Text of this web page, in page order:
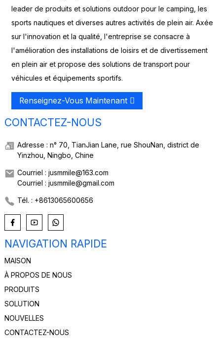
leader de produits et solutions outdoor pour le camping, les
sports nautiques et diverses autres activités de plein air. Axée
sur l'innovation et la qualité, l'entreprise se consacre à
l'amélioration des installations de loisirs et de divertissement
en plein air et propose des solutions de transport pour
véhicules et équipements sportifs.
Renseignez-Vous Maintenant
CONTACTEZ-NOUS
Adresse : n° 70, TianJian Lane, rue ShouNan, district de
Yinzhou, Ningbo, Chine
Courriel : jusmmile@163.com
Courriel : jusmmile@gmail.com
Tél. : +8613065600656
NAVIGATION RAPIDE
MAISON
À PROPOS DE NOUS
PRODUITS
SOLUTION
NOUVELLES
CONTACTEZ-NOUS